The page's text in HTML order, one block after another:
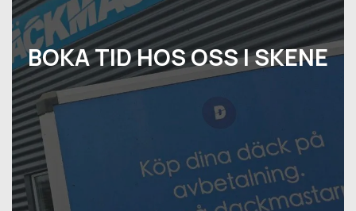
BOKA TID HOS OSS I SKENE